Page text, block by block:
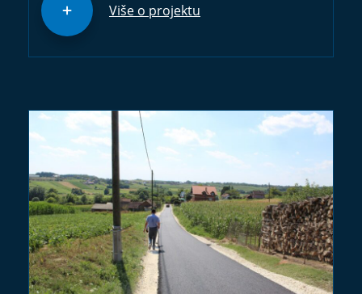
Više o projektu